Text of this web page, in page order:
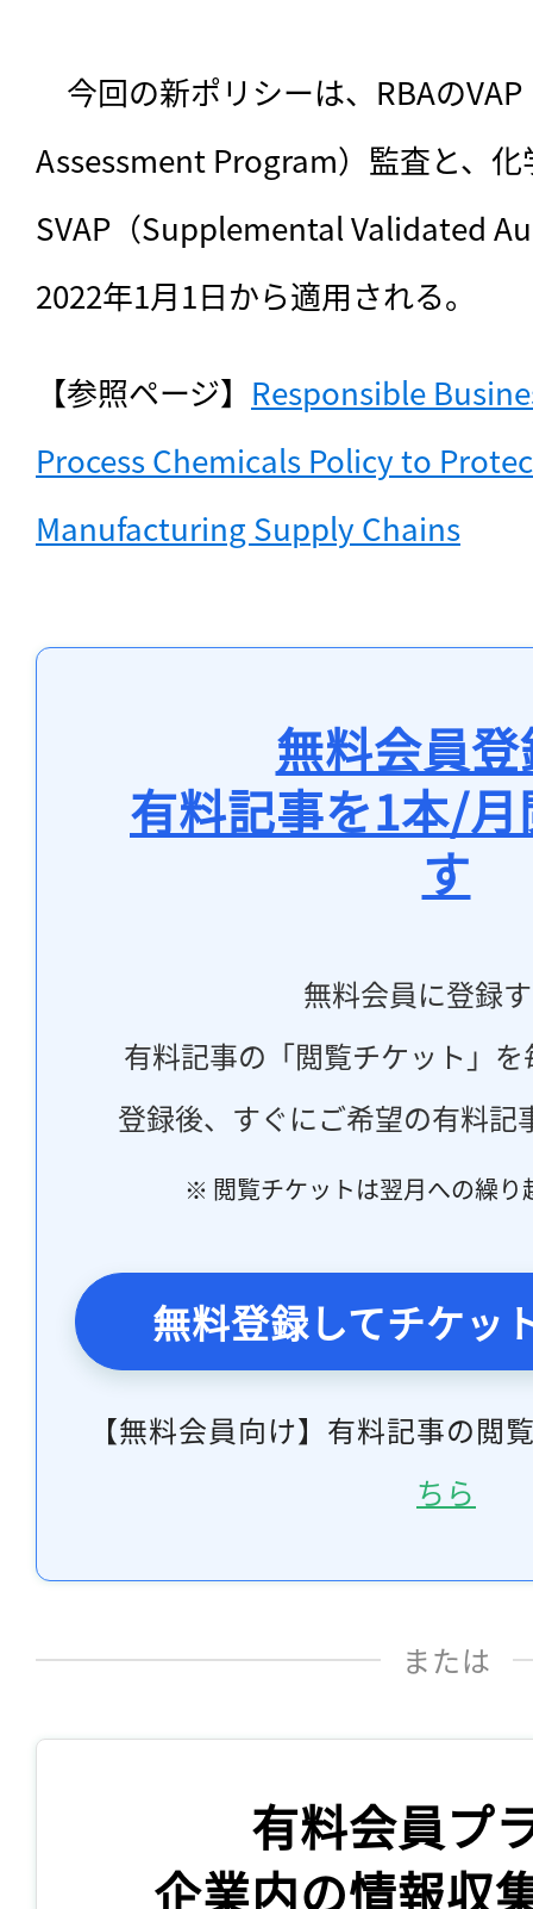
今回の新ポリシーは、RBAの
Assessment Program）監査と、
SVAP（Supplemental Validated
2022年1月1日から適用される。
【参照ページ】 Responsible
Process Chemicals Policy to
Manufacturing Supply Chains
無料会員
有料記事を1本/
す
無料会員に登録
有料記事の「閲覧チケット」
登録後、すぐにご希望の有料記
※ 閲覧チケットは翌月への繰り
無料登録してチケッ
【無料会員向け】有料記事の閲
ちら
または
有料会員プ
企業内の情報収